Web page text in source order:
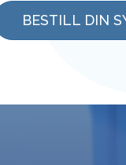
BESTILL DIN